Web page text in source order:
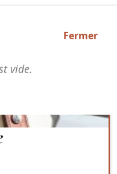
Fermer
vide.: Trilogie ou Square.